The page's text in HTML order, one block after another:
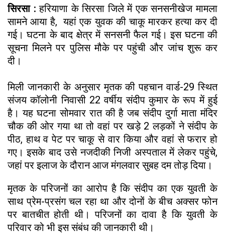
सिरसा :हरियाणा के सिरसा जिले में एक सनसनीखेज मामला
सामने आया है, यहां एक युवक की चाकू मारकर हत्या कर दी
गई। घटना के बाद क्षेत्र में सनसनी फैल गई। इस घटना की
सूचना मिलने पर पुलिस मौके पर पहुंची और जांच शुरू कर
दी।
मिली जानकारी के अनुसार मृतक की पहचान वार्ड-29 स्थित
संजय कॉलोनी निवासी 22 वर्षीय संदीप कुमार के रूप में हुई
है। यह घटना सोमवार रात की है जब संदीप दुर्गा माता मंदिर
चौक की ओर गया था तो वहां पर खड़े 2 लड़कों ने संदीप के
पीठ, हाथ व पेट पर चाकू से वार किया और वहां से फरार हो
गए। इसके बाद उसे नजदीकी निजी अस्पताल में लेकर पहुंचे,
जहां पर इलाज के दौरान आज मंगलवार सुबह दम तोड़ दिया।
मृतक के परिजनों का आरोप है कि संदीप का एक युवती के
साथ प्रेम-प्रसंग चल रहा था और दोनों के बीच अक्सर फोन
पर बातचीत होती थी। परिजनों का दावा है कि युवती के
परिवार को भी इस संबंध की जानकारी थी।